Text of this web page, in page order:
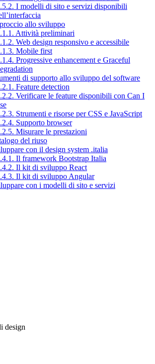
I modelli di sito e servizi disponibili
allo sviluppo
Attività preliminari
Web design responsivo e accessibile
Mobile first
Progressive enhancement e Graceful
di supporto allo sviluppo del software
Feature detection
Verificare le feature disponibili con Can I
Strumenti e risorse per CSS e JavaScript
Supporto browser
Misurare le prestazioni
del riuso
con il design system .italia
Il framework Bootstrap Italia
Il kit di sviluppo React
Il kit di sviluppo Angular
con i modelli di sito e servizi
design